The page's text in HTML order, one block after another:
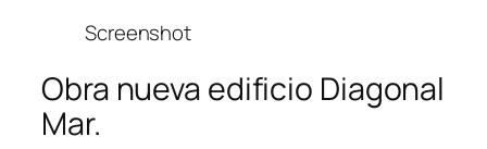
Screenshot
Obra nueva edificio Diagonal
Mar.